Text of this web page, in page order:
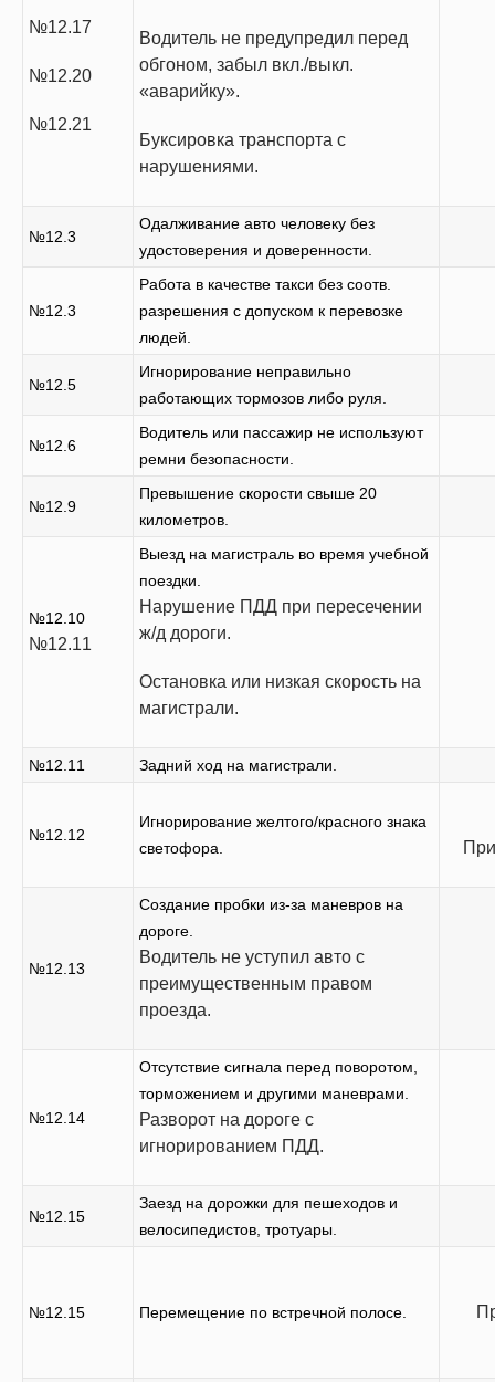
№12.17
№12.20
№12.21
Водитель не предупредил перед
обгоном, забыл вкл./выкл.
«аварийку».
Буксировка транспорта с
нарушениями.
№12.3
Одалживание авто человеку без
удостоверения и доверенности.
№12.3
Работа в качестве такси без соотв.
разрешения с допуском к перевозке
людей.
№12.5
Игнорирование неправильно
работающих тормозов либо руля.
№12.6
Водитель или пассажир не используют
ремни безопасности.
№12.9
Превышение скорости свыше 20
километров.
№12.10
№12.11
Выезд на магистраль во время учебной
поездки.
Нарушение ПДД при пересечении
ж/д дороги.
Остановка или низкая скорость на
магистрали.
№12.11 Задний ход на магистрали.
№12.12
Игнорирование желтого/красного знака
светофора.
№12.13
Создание пробки из-за маневров на
дороге.
Водитель не уступил авто с
преимущественным правом
проезда.
№12.14
Отсутствие сигнала перед поворотом,
торможением и другими маневрами.
Разворот на дороге с
игнорированием ПДД.
№12.15
Заезд на дорожки для пешеходов и
велосипедистов, тротуары.
№12.15 Перемещение по встречной полосе.